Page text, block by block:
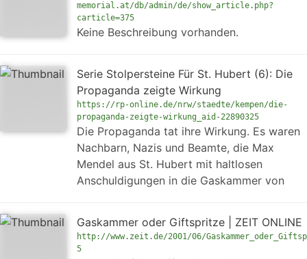
memorial.at/db/admin/de/show_article.php?
carticle=375
Keine Beschreibung vorhanden.
Serie Stolpersteine Für St. Hubert (6): Die
Propaganda zeigte Wirkung
https://rp-online.de/nrw/staedte/kempen/die-
propaganda-zeigte-wirkung_aid-22890325
Die Propaganda tat ihre Wirkung. Es waren
Nachbarn, Nazis und Beamte, die Max
Mendel aus St. Hubert mit haltlosen
Anschuldigungen in die Gaskammer von
Gaskammer oder Giftspritze | ZEIT ONLINE
http://www.zeit.de/2001/06/
5